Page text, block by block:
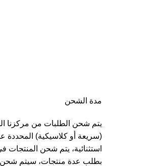
مدة الشحن
يتم شحن الطلبات من مركزنا
(سريعة أو كلاسيكية) المحددة
بطلب عدة منتجات، سيتم